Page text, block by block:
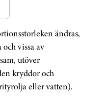
ändras,
vissa av
utöver
kryddor och
eller vatten).